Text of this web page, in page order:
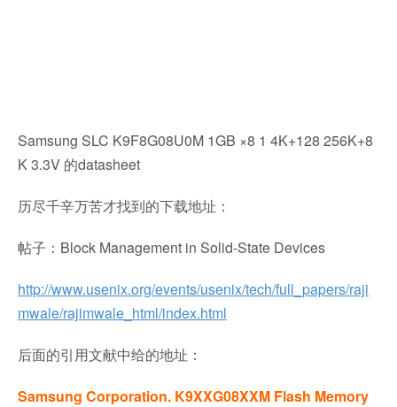
Samsung SLC K9F8G08U0M 1GB ×8 1 4K+128 256K+8
K 3.3V 的datasheet
历尽千辛万苦才找到的下载地址：
帖子：Block Management in Solid-State Devices
http://www.usenix.org/events/usenix/tech/full_papers/raji
mwale/rajimwale_html/index.html
后面的引用文献中给的地址：
Samsung Corporation. K9XXG08XXM Flash Memory